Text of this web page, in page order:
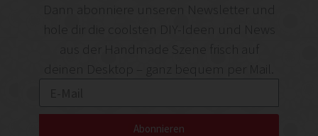
deinen Desktop – ganz bequem per Mail.
Abonnieren